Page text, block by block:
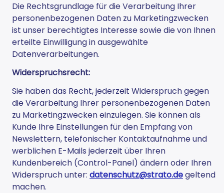
Die Rechtsgrundlage für die Verarbeitung Ihrer
personenbezogenen Daten zu Marketingzwecken
ist unser berechtigtes Interesse sowie die von Ihnen
erteilte Einwilligung in ausgewählte
Datenverarbeitungen.
Widerspruchsrecht:
Sie haben das Recht, jederzeit Widerspruch gegen
die Verarbeitung Ihrer personenbezogenen Daten
zu Marketingzwecken einzulegen. Sie können als
Kunde Ihre Einstellungen für den Empfang von
Newslettern, telefonischer Kontaktaufnahme und
werblichen E-Mails jederzeit über Ihren
Kundenbereich (Control-Panel) ändern oder Ihren
Widerspruch unter: datenschutz@strato.degeltend
machen.